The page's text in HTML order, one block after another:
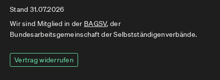
Stand 31.07.2026
Wir sind Mitglied in der BAGSV, der
Bundesarbeitsgemeinschaft der Selbstständigenverbände.
Vertrag widerrufen